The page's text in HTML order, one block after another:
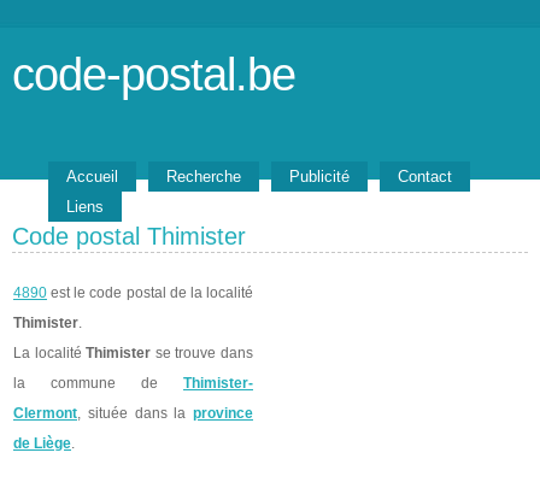
code-postal.be
Accueil Recherche Publicité
Contact
Liens
Code postal Thimister
4890 est le code postal de la localité
Thimister.
La localitéThimister se trouve dans
la commune de Thimister-
Clermont, située dans la province
de Liège.